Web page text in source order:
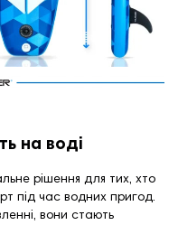
на воді
рішення для тих, хто
під час водних пригод.
вони стають